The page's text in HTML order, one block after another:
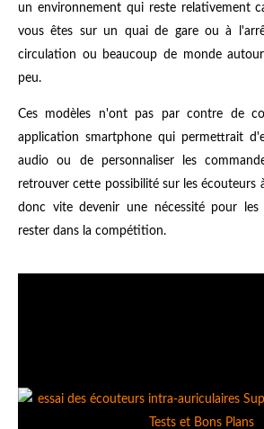
un environnement qui reste relativement
vous êtes sur un quai de gare ou à
circulation ou beaucoup de monde
peu.
Ces modèles n'ont pas par contre de
application smartphone qui permettrait
audio ou de personnaliser les
retrouver cette possibilité sur les écouteurs
donc vite devenir une nécessité pour les
rester dans la compétition.